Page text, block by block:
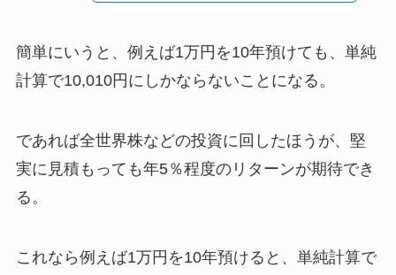
簡単にいうと、例えば1万円を10年預けても、単純
計算で10,010円にしかならないことになる。
であれば全世界株などの投資に回したほうが、堅
実に見積もっても年5％程度のリターンが期待でき
る。
これなら例えば1万円を10年預けると、単純計算で